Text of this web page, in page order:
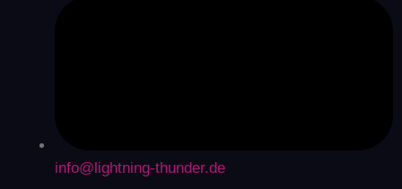
info@lightning-thunder.de